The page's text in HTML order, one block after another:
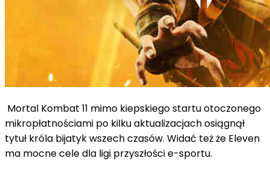
Mortal Kombat 11 mimo kiepskiego startu otoczonego
mikropłatnościami po kilku aktualizacjach osiągnął
tytuł króla bijatyk wszech czasów. Widać też że Eleven
ma mocne cele dla ligi przyszłości e-sportu.